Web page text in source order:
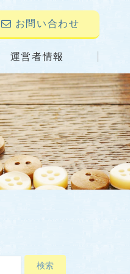
お問い合わせ
運営者情報